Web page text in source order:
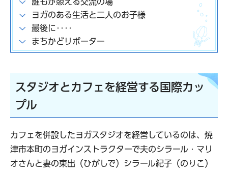
ヨガのある生活と二人のお子様
最後に‥‥
まちかどリポーター
スタジオとカフェを経営する国際カッ
プル
カフェを併設したヨガスタジオを経営しているのは、焼
津市本町のヨガインストラクターで夫のシラール・マリ
オさんと妻の東出（ひがしで）シラール紀子（のりこ）